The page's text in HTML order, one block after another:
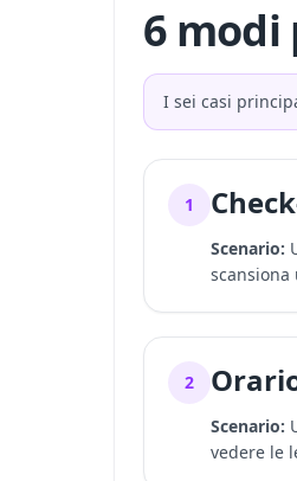
6 modi
I sei casi
1
Scenario:
scansiona
2
Scenario:
vedere le